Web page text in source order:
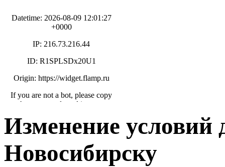
Изменение условий
Новосибирску